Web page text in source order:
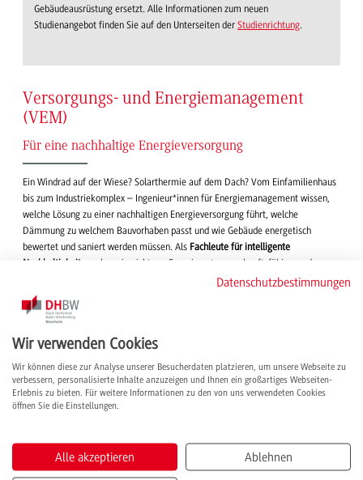
Gebäudeausrüstung ersetzt. Alle Informationen zum neuen
Studienangebot finden Sie auf den Unterseiten der Studienrichtung.
Versorgungs- und Energiemanagement
(VEM)
Für eine nachhaltige Energieversorgung
Ein Windrad auf der Wiese? Solarthermie auf dem Dach? Vom Einfamilienhaus
bis zum Industriekomplex – Ingenieur*innen für Energiemanagement wissen,
welche Lösung zu einer nachhaltigen Energieversorgung führt, welche
Dämmung zu welchem Bauvorhaben passt und wie Gebäude energetisch
bewertet und saniert werden müssen. Als Fachleute für intelligente
Nachhaltigkeit machen sie nicht nur Energiesysteme zukunftsfähig, sondern
ermöglichen auch die Abkehr von fossilen Energieträgern, schützen damit die
Umwelt und steigern die Lebensqualität der Menschen.
Ein Studium zu erneuerbaren Energien, Maschinenbau
und Gebäudetechnik
Das Versorgungs-und-Energiemanagement-Studium vereintModule des
Maschinenbaus , wie Konstruktion, Thermodynamik und Informatik, mit
spannenden Einheiten wie Heizungs- und Klimatechnik
dabei, um als gefragte Fachkräfte in
zukunftssicheren Unternehmen der
Gebäudetechnikoder inEnergieberatungsunternehmenberuflich durchstarten
Datenschutzbestimmungen
Wir verwenden Cookies
Wir können diese zur Analyse unserer Besucherdaten platzieren, um unsere Webseite zu
verbessern, personalisierte Inhalte anzuzeigen und Ihnen ein großartiges Webseiten-
Erlebnis zu bieten. Für weitere Informationen zu den von uns verwendeten Cookies
öffnen Sie die Einstellungen.
Alle akzeptieren Ablehnen